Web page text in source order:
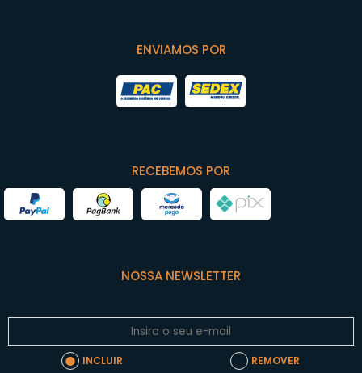
ENVIAMOS POR
RECEBEMOS POR
NOSSA NEWSLETTER
INCLUIR REMOVER